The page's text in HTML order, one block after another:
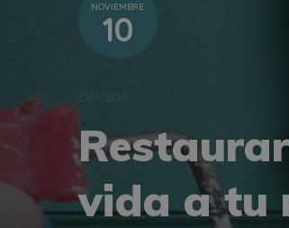
NOVIEMBRE
10
vida a tu